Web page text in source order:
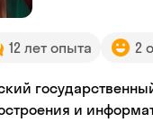
12 лет опыта 2
и